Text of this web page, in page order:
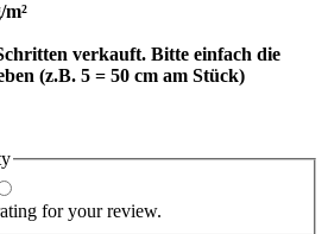
m²
verkauft. Bitte einfach die
(z.B. 5 = 50 cm am Stück)
for your review.